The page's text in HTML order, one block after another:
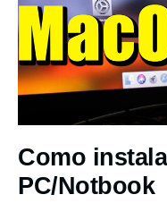
Como
PC/Notbook